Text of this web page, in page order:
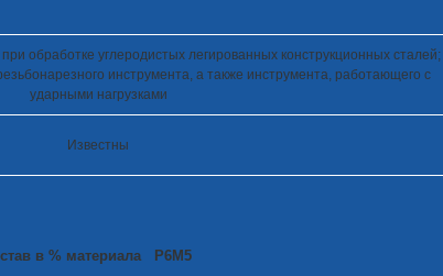
обработке углеродистых легированных конструкционных сталей;
инструмента, а также инструмента, работающего с
ударными нагрузками
Известны
в % материала Р6М5